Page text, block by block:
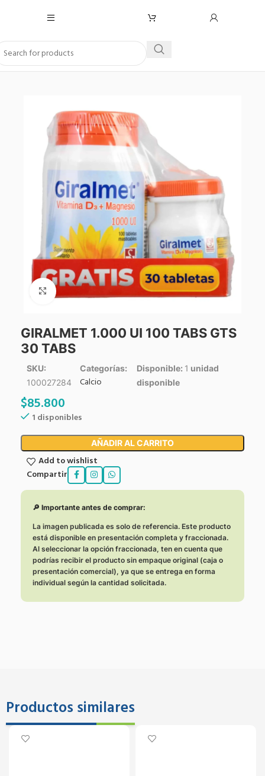
Click to enlarge
GIRALMET 1.000 UI 100 TABS GTS
30 TABS
SKU:
100027284
Categorías:
Calcio
Disponible: 1 unidad
disponible
$85.800
1 disponibles
AÑADIR AL CARRITO
Add to wishlist
Compartir
🔎 Importante antes de comprar:
La imagen publicada es solo de referencia. Este producto
está disponible en presentación completa y fraccionada.
Al seleccionar la opción fraccionada, ten en cuenta que
podrías recibir el producto sin empaque original (caja o
presentación comercial), ya que se entrega en forma
individual según la cantidad solicitada.
Productos similares